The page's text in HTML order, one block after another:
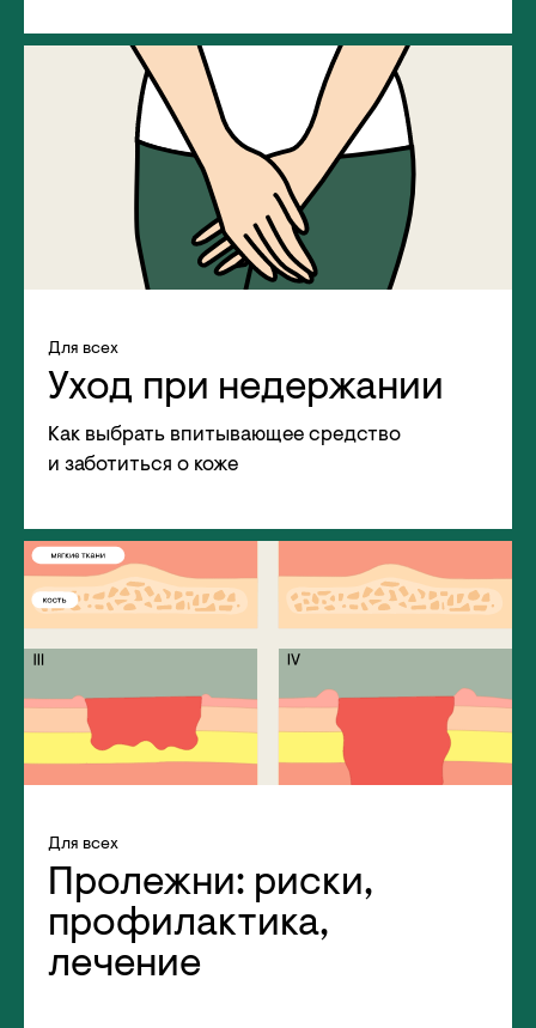
Уход при недержании
Для всех
Как выбрать впитывающее средство
и заботиться о коже
Пролежни: риски,
профилактика,
лечение
Для всех